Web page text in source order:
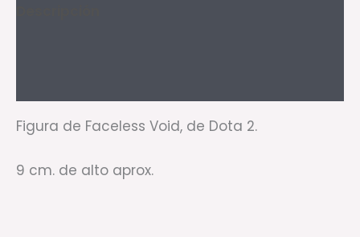
Figura de Faceless Void, de Dota 2.
9 cm. de alto aprox.